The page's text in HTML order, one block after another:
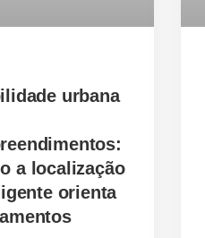
urbana
a localização
orienta